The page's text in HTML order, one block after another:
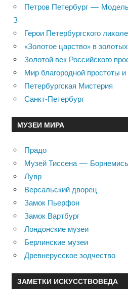
Петров Петербург —
3
Герои Петербургского
«Золотое царство» в
Золотой век Российского
Мир благородной простоты и
Петербургская Мистерия
Санкт-Петербург
МУЗЕИ МИРА
Прадо
Музей Тиссена —
Лувр
Версальский дворец
Замок Пьерфон
Замок Вартбург
Лондонские музеи
Берлинские музеи
Древнерусское зодчество
ЗАМЕТКИ ИСКУССТВОВЕДА